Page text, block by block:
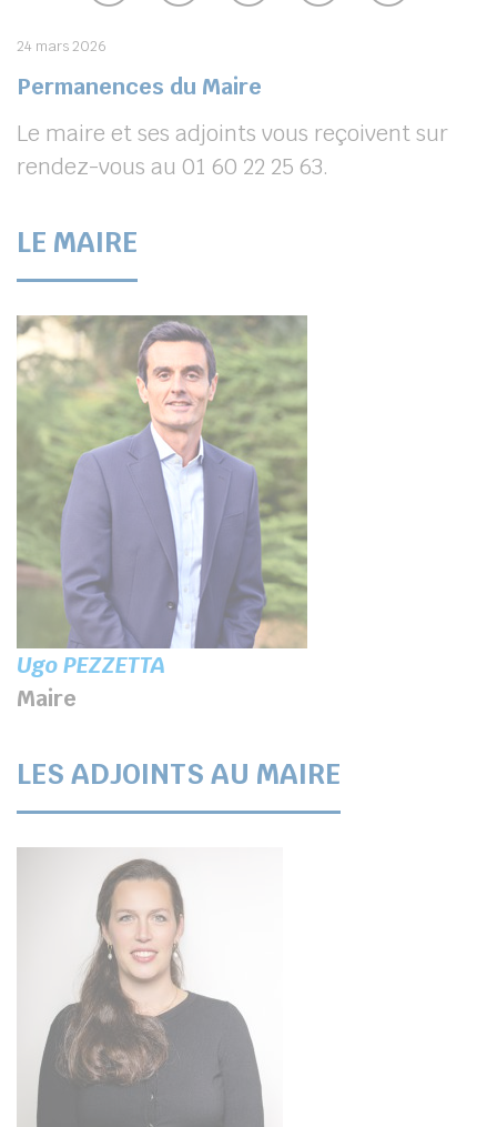
24 mars 2026
Permanences du Maire
Le maire et ses adjoints vous reçoivent sur
rendez-vous au 01 60 22 25 63.
LE MAIRE
Ugo PEZZETTA
Maire
LES ADJOINTS AU MAIRE